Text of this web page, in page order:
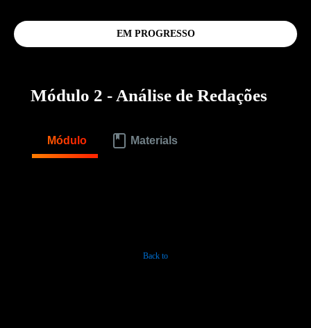
EM PROGRESSO
Módulo 2 - Análise de Redações
Módulo Materials
Back to